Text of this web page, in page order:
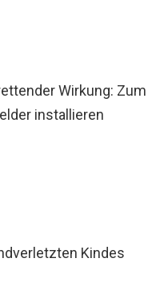
Wirkung: Zum
installieren
Kindes